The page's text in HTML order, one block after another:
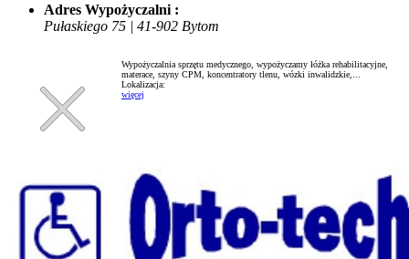
Adres Wypożyczalni :
Pułaskiego 75 | 41-902 Bytom
Wypożyczalnia sprzętu medycznego, wypożyczamy łóżka rehabilitacyjne,
materace, szyny CPM, koncentratory tlenu, wózki inwalidzkie,...
Lokalizacja:
więcej